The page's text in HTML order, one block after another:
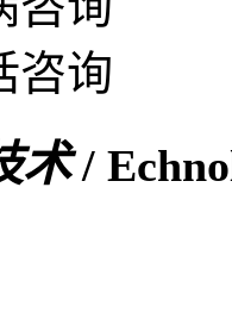
咨询
术/